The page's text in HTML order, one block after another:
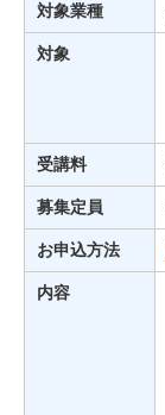
対象業種
対象
受講料
募集定員
お申込方法
内容